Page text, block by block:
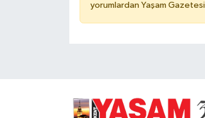
yorumlardan Yaşam